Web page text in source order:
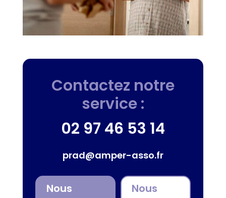
Contactez notre
service :
02 97 46 53 14
prad@amper-asso.fr
Nous
Nous